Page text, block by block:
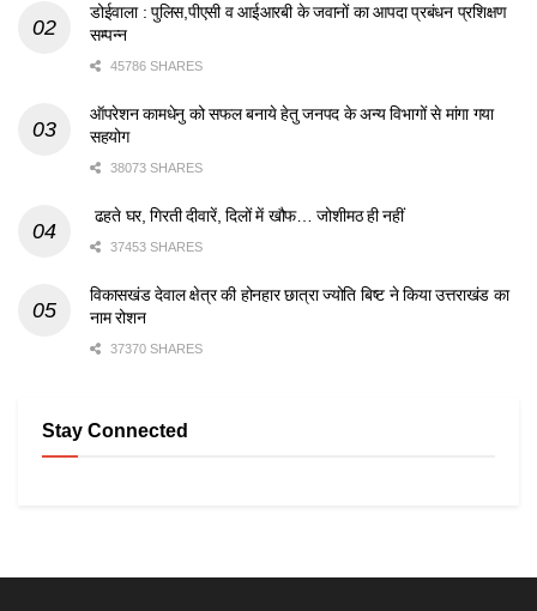
डोईवाला : पुलिस,पीएसी व आईआरबी के जवानों का आपदा प्रबंधन प्रशिक्षण
सम्पन्न
45786 SHARES
ऑपरेशन कामधेनु को सफल बनाये हेतु जनपद के अन्य विभागों से मांगा गया
सहयोग
38073 SHARES
ढहते घर, गिरती दीवारें, दिलों में खौफ… जोशीमठ ही नहीं
37453 SHARES
विकासखंड देवाल क्षेत्र की होनहार छात्रा ज्योति बिष्ट ने किया उत्तराखंड का
नाम रोशन
37370 SHARES
Stay Connected